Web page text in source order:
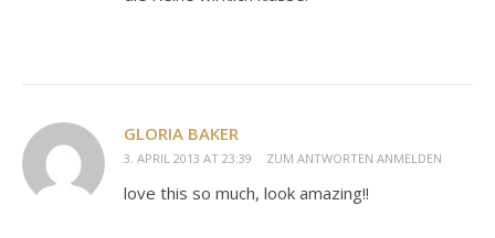
GLORIA BAKER
3. APRIL 2013 AT 23:39 ZUM ANTWORTEN ANMELDEN
love this so much, look amazing!!